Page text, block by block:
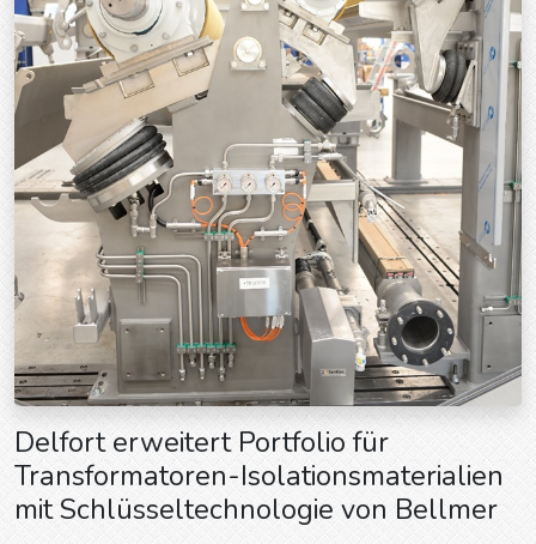
Delfort erweitert Portfolio für
Transformatoren-Isolationsmaterialien
mit Schlüsseltechnologie von Bellmer